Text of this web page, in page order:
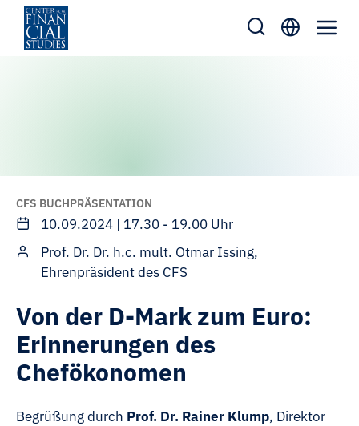
Zum
Inhalt
springen
CFS BUCHPRÄSENTATION
10.09.2024 | 17.30 - 19.00 Uhr
Prof. Dr. Dr. h.c. mult. Otmar Issing,
Ehrenpräsident des CFS
Von der D-Mark zum Euro:
Erinnerungen des
Chefökonomen
Begrüßung durch Prof. Dr. Rainer Klump, Direktor